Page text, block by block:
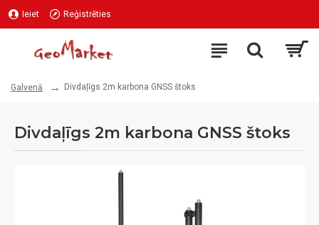
Ieiet Reģistrēties
Galvenā Divdaļīgs 2m karbona GNSS štoks
Divdaļīgs 2m karbona GNSS štoks